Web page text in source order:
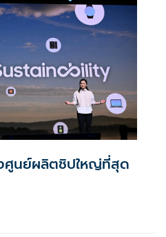
งศูนย์ผลิตชิปใหญ่ที่สุด